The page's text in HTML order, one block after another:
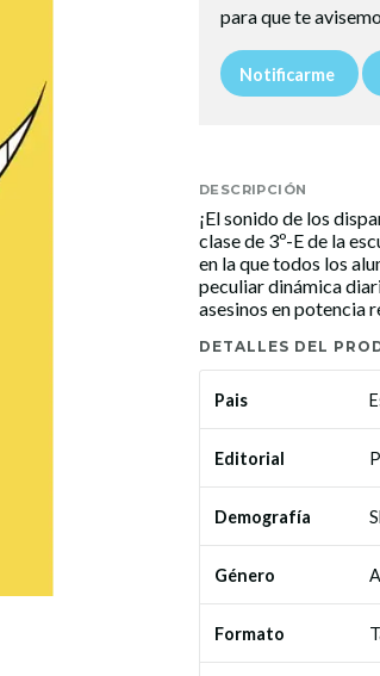
para que te
Notificarme
DESCRIPCIÓN
¡El sonido de los
clase de 3º-E de la
en la que todos los
peculiar dinámica
asesinos en potencia
DETALLES DEL
Pais
Editorial
Demografía
Género
Formato